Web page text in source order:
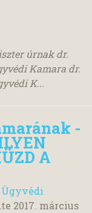
úrnak dr.
Kamara dr.
K...
-
A
2017. március